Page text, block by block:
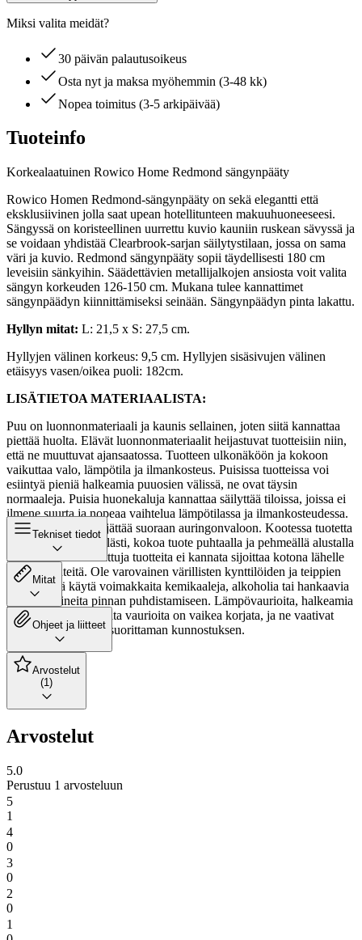
Miksi valita meidät?
30 päivän palautusoikeus
Osta nyt ja maksa myöhemmin (3-48 kk)
Nopea toimitus (3-5 arkipäivää)
Tuoteinfo
Korkealaatuinen Rowico Home Redmond sängynpääty
Rowico Homen Redmond-sängynpääty on sekä elegantti että
eksklusiivinen jolla saat upean hotellitunteen makuuhuoneeseesi.
Sängyssä on koristeellinen uurrettu kuvio kauniin ruskean sävyssä ja
se voidaan yhdistää Clearbrook-sarjan säilytystilaan, jossa on sama
väri ja kuvio. Redmond sängynpääty sopii täydellisesti 180 cm
leveisiin sänkyihin. Säädettävien metallijalkojen ansiosta voit valita
sängyn korkeuden 126-150 cm. Mukana tulee kannattimet
sängynpäädyn kiinnittämiseksi seinään. Sängynpäädyn pinta lakattu.
Hyllyn mitat: L: 21,5 x S: 27,5 cm.
Hyllyjen välinen korkeus: 9,5 cm. Hyllyjen sisäsivujen välinen
etäisyys vasen/oikea puoli: 182cm.
LISÄTIETOA MATERIAALISTA:
Puu on luonnonmateriaali ja kaunis sellainen, joten siitä kannattaa
piettää huolta. Elävät luonnonmateriaalit heijastuvat tuotteisiin niin,
että ne muuttuvat ajansaatossa. Tuotteen ulkonäköön ja kokoon
vaikuttaa valo, lämpötila ja ilmankosteus. Puisissa tuotteissa voi
esiintyä pieniä halkeamia puuosien välissä, ne ovat täysin
normaaleja. Puisia huonekaluja kannattaa säilyttää tiloissa, joissa ei
ilmene suurta ja nopeaa vaihtelua lämpötilassa ja ilmankosteudessa.
Tuotetta ei kannata jättää suoraan auringonvaloon. Kootessa tuotetta
käsittele tuotetta hellästi, kokoa tuote puhtaalla ja pehmeällä alustalla
kuten matolla. Lakattuja tuotteita ei kannata sijoittaa kotona lähelle
lämmönlähteitä. Ole varovainen värillisten kynttilöiden ja teippien
kanssa. Älä käytä voimakkaita kemikaaleja, alkoholia tai hankaavia
puhdistusaineita pinnan puhdistamiseen. Lämpövaurioita, halkeamia
tai lakkaukseen tulleita vaurioita on vaikea korjata, ja ne vaativat
usein ammattilaisen suorittaman kunnostuksen.
Tekniset tiedot
Mitat
Ohjeet ja liitteet
Arvostelut
(1)
Arvostelut
5.0
Perustuu 1 arvosteluun
5
1
4
0
3
0
2
0
1